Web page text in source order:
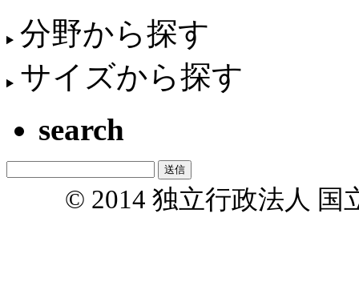
分野から探す
サイズから探す
search
© 2014 独立行政法人 国